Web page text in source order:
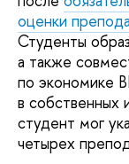
оценки
Студенты
а также
по экономике
в
студент мог
четырех